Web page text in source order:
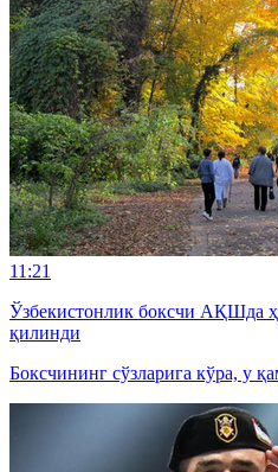
11:21
Ўзбекистонлик боксчи АҚШда
қилинди
Боксчининг сўзларига кўра, у